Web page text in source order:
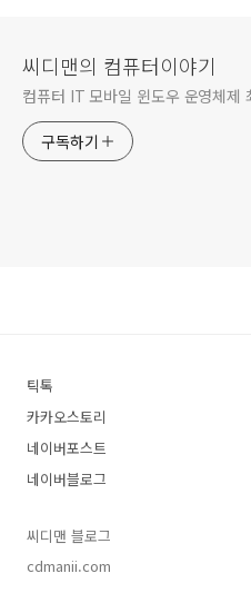
씨디맨의 컴퓨터이야기
컴퓨터 IT 모바일 윈도우 운영체제
구독하기
틱톡
카카오스토리
네이버포스트
네이버블로그
씨디맨 블로그
cdmanii.com